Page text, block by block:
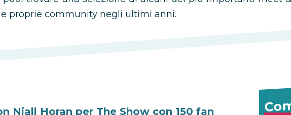
proprie community negli ultimi anni.
Niall Horan per The Show con 150 fan